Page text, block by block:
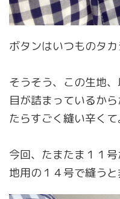
ボタンはいつものタカ
そうそう、この生地、
目が詰まっているか
たらすごく縫い辛くて
今回、たまたま１１
地用の１４号で縫うと